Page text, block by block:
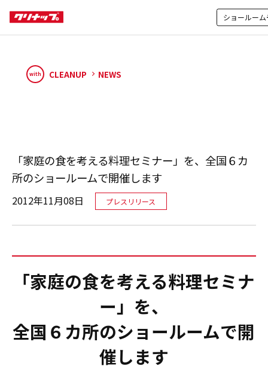
ショールー
with CLEANUP NEWS
「家庭の食を考える料理セミナー」を、全国６カ
所のショールームで開催します
2012年11月08日 プレスリリース
「家庭の食を考える料理セミナ
ー」を、
全国６カ所のショールームで開
催します